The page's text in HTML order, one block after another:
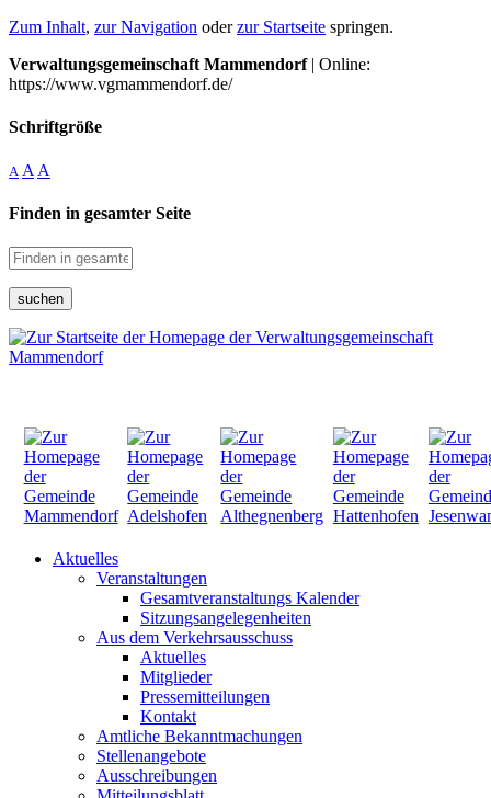
Zum Inhalt, zur Navigation oderzur Startseite springen.
Verwaltungsgemeinschaft Mammendorf| Online:
https://www.vgmammendorf.de/
Schriftgröße
A A A
Finden in gesamter Seite
suchen
Aktuelles
Veranstaltungen
Gesamtveranstaltungs Kalender
Sitzungsangelegenheiten
Aus dem Verkehrsausschuss
Aktuelles
Mitglieder
Pressemitteilungen
Kontakt
Amtliche Bekanntmachungen
Stellenangebote
Ausschreibungen